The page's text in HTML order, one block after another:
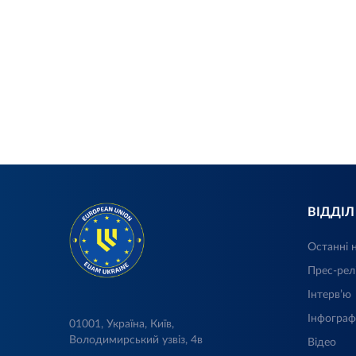
01001, Україна, Київ,
Володимирський узвіз, 4в
Останні
Прес-
Інтерв’ю
Відео